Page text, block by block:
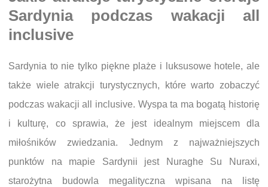
Sardynia podczas wakacji all
inclusive
Sardynia to nie tylko piękne plaże i luksusowe hotele, ale
także wiele atrakcji turystycznych, które warto zobaczyć
podczas wakacji all inclusive. Wyspa ta ma bogatą historię
i kulturę, co sprawia, że jest idealnym miejscem dla
miłośników zwiedzania. Jednym z najważniejszych
punktów na mapie Sardynii jest Nuraghe Su Nuraxi,
starożytna budowla megalityczna wpisana na listę